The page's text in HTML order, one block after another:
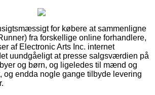
for købere at sammenligne
fra forskellige online forhandlere,
af Electronic Arts Inc. internet
uundgåeligt at presse salgsværdien på
og børn, og ligeledes til mænd og
og endda nogle gange tilbyde levering